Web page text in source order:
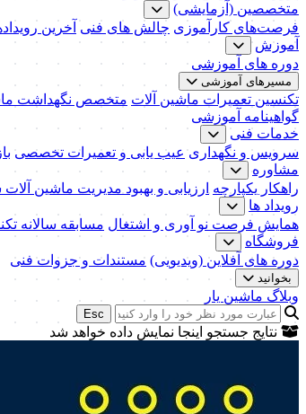
متخصصین (آزمایشی)
فرصت‌های کارآموزی چالش های فنی آخرین
آموزش
دوره های آموزشی
مسیرهای آموزشی
تکنسین تعمیرات ماشین آلات متخصص نگهداشت
گواهینامه آموزشی
خدمات فنی
سرویس و نگهداری عیب یابی و تعمیرات تخصصی
مشاوره
راهکار یکپارچه ارزیابی و بهبود مدیریت ماشین
رویداد ها
همایش فرصت نو آوری و اشتغال مسابقه سالانه
فروشگاه
دوره های آفلاین (ویدیویی) مستندات و جزوات فنی
بخوانید
وبلاگ ماشین یار
Esc
نتایج جستجو اینجا نمایش داده خواهد شد